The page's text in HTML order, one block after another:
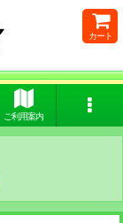
カート
ご利用案内